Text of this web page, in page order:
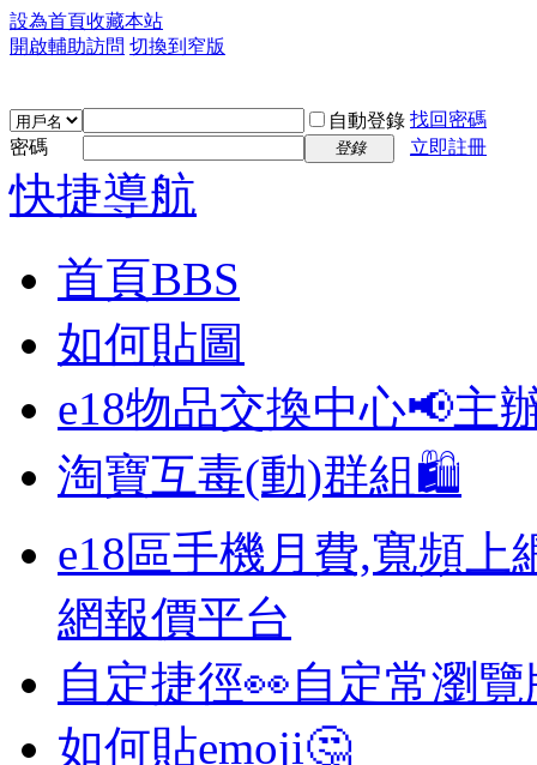
設為首頁收藏本站
開啟輔助訪問 切換到窄版
自動登錄 找回密碼
密碼
登錄 立即註冊
快捷導航
首頁BBS
如何貼圖
e18物品交換中心📢主
淘寶互毒(動)群組🛍️
e18區手機月費,寬頻上
網報價平台
自定捷徑👀自定常瀏
如何貼emoji🤔